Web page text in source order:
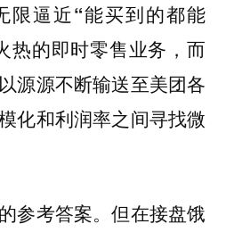
限逼近“能买到的都能
热的即时零售业务，而
源源不断输送至美团各
化和利润率之间寻找微
参考答案。但在接盘饿